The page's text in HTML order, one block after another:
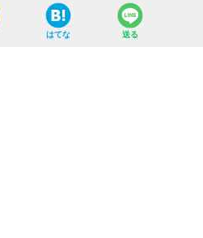
はてな 送る